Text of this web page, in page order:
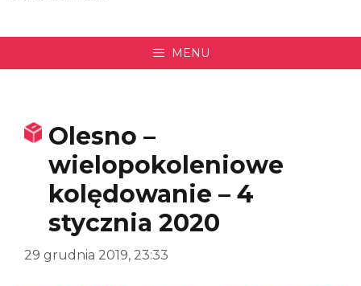
MENU
Olesno –
wielopokoleniowe
kolędowanie – 4
stycznia 2020
29 grudnia 2019, 23:33